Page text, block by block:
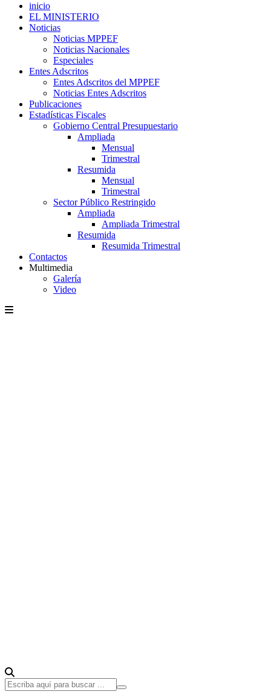
inicio
EL MINISTERIO
Noticias
Noticias MPPEF
Noticias Nacionales
Especiales
Entes Adscritos
Entes Adscritos del MPPEF
Noticias Entes Adscritos
Publicaciones
Estadísticas Fiscales
Gobierno Central Presupuestario
Ampliada
Mensual
Trimestral
Resumida
Mensual
Trimestral
Sector Público Restringido
Ampliada
Ampliada Trimestral
Resumida
Resumida Trimestral
Contactos
Multimedia
Galería
Video